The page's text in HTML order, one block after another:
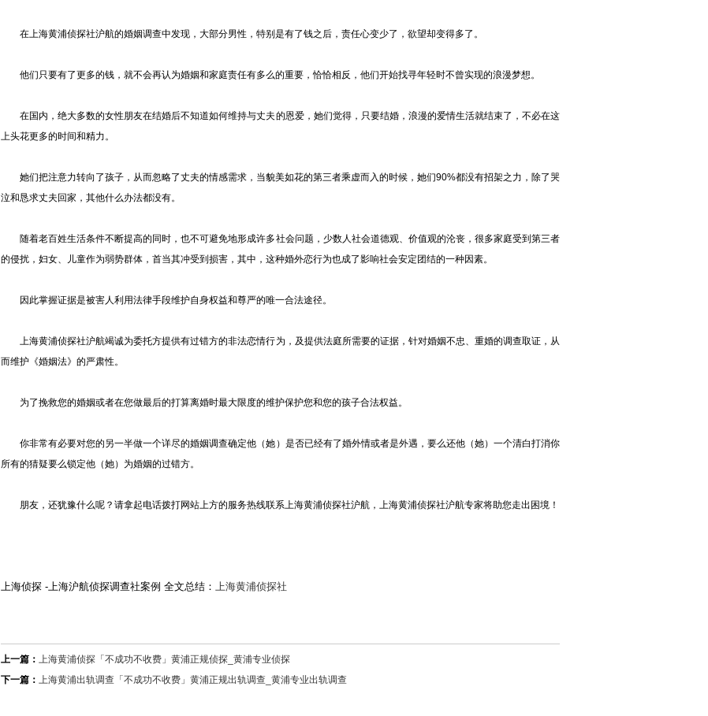
在上海黄浦侦探社沪航的婚姻调查中发现，大部分男性，特别是有了钱之后，责任心变少了，欲望却变得多了。
他们只要有了更多的钱，就不会再认为婚姻和家庭责任有多么的重要，恰恰相反，他们开始找寻年轻时不曾实现的浪漫梦想。
在国内，绝大多数的女性朋友在结婚后不知道如何维持与丈夫的恩爱，她们觉得，只要结婚，浪漫的爱情生活就结束了，不必在这
上头花更多的时间和精力。
她们把注意力转向了孩子，从而忽略了丈夫的情感需求，当貌美如花的第三者乘虚而入的时候，她们90%都没有招架之力，除了哭
泣和恳求丈夫回家，其他什么办法都没有。
随着老百姓生活条件不断提高的同时，也不可避免地形成许多社会问题，少数人社会道德观、价值观的沦丧，很多家庭受到第三者
的侵扰，妇女、儿童作为弱势群体，首当其冲受到损害，其中，这种婚外恋行为也成了影响社会安定团结的一种因素。
因此掌握证据是被害人利用法律手段维护自身权益和尊严的唯一合法途径。
上海黄浦侦探社沪航竭诚为委托方提供有过错方的非法恋情行为，及提供法庭所需要的证据，针对婚姻不忠、重婚的调查取证，从
而维护《婚姻法》的严肃性。
为了挽救您的婚姻或者在您做最后的打算离婚时最大限度的维护保护您和您的孩子合法权益。
你非常有必要对您的另一半做一个详尽的婚姻调查确定他（她）是否已经有了婚外情或者是外遇，要么还他（她）一个清白打消你
所有的猜疑要么锁定他（她）为婚姻的过错方。
朋友，还犹豫什么呢？请拿起电话拨打网站上方的服务热线联系上海黄浦侦探社沪航，上海黄浦侦探社沪航专家将助您走出困境！
上海侦探 -上海沪航侦探调查社案例 全文总结： 上海黄浦侦探社
上一篇： 上海黄浦侦探「不成功不收费」黄浦正规侦探_黄浦专业侦探
下一篇： 上海黄浦出轨调查「不成功不收费」黄浦正规出轨调查_黄浦专业出轨调查